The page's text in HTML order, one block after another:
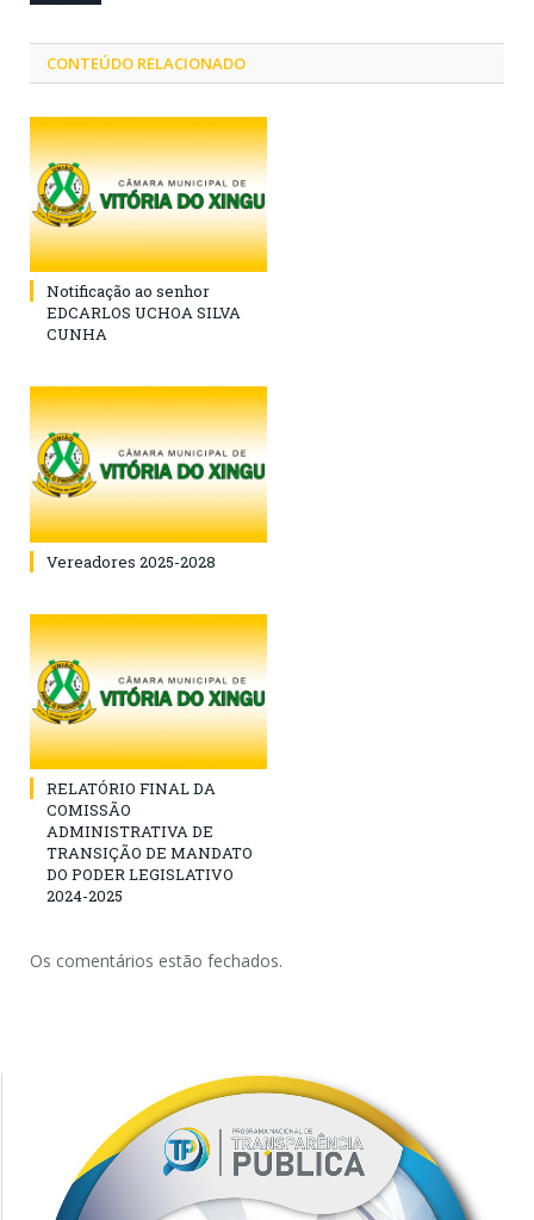
CONTEÚDO RELACIONADO
Notificação ao senhor
EDCARLOS UCHOA SILVA
CUNHA
Vereadores 2025-2028
RELATÓRIO FINAL DA
COMISSÃO
ADMINISTRATIVA DE
TRANSIÇÃO DE MANDATO
DO PODER LEGISLATIVO
2024-2025
Os comentários estão fechados.